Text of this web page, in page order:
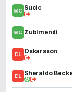
Sucic
Zubimendi
Oskarsson
Sheraldo